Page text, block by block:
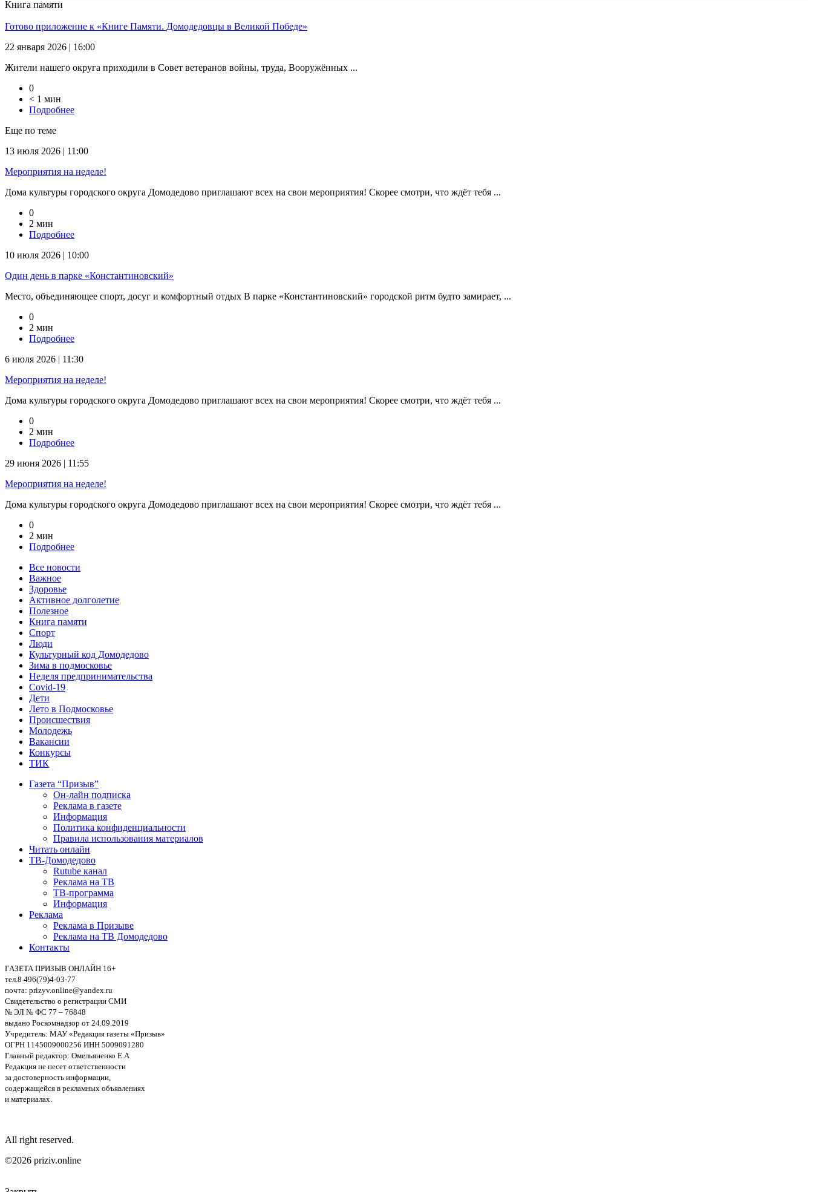
Книга памяти
Готово приложение к «Книге Памяти. Домодедовцы в Великой Победе»
22 января 2026 | 16:00
Жители нашего округа приходили в Совет ветеранов войны, труда, Вооружённых ...
0
< 1 мин
Подробнее
Еще по теме
13 июля 2026 | 11:00
Мероприятия на неделе!
Дома культуры городского округа Домодедово приглашают всех на свои мероприятия! Скорее смотри, что ждёт тебя ...
0
2 мин
Подробнее
10 июля 2026 | 10:00
Один день в парке «Константиновский»
Место, объединяющее спорт, досуг и комфортный отдых В парке «Константиновский» городской ритм будто замирает, ...
0
2 мин
Подробнее
6 июля 2026 | 11:30
Мероприятия на неделе!
Дома культуры городского округа Домодедово приглашают всех на свои мероприятия! Скорее смотри, что ждёт тебя ...
0
2 мин
Подробнее
29 июня 2026 | 11:55
Мероприятия на неделе!
Дома культуры городского округа Домодедово приглашают всех на свои мероприятия! Скорее смотри, что ждёт тебя ...
0
2 мин
Подробнее
Все новости
Важное
Здоровье
Активное долголетие
Полезное
Книга памяти
Спорт
Люди
Культурный код Домодедово
Зима в подмосковье
Неделя предпринимательства
Covid-19
Дети
Лето в Подмосковье
Происшествия
Молодежь
Вакансии
Конкурсы
ТИК
Газета “Призыв”
Он-лайн подписка
Реклама в газете
Информация
Политика конфиденциальности
Правила использования материалов
Читать онлайн
ТВ-Домодедово
Rutube канал
Реклама на ТВ
ТВ-программа
Информация
Реклама
Реклама в Призыве
Реклама на ТВ Домодедово
Контакты
ГАЗЕТА ПРИЗЫВ ОНЛАЙН 16+
тел.8 496(79)4-03-77
почта: prizyv.online@yandex.ru
Свидетельство о регистрации СМИ
№ ЭЛ № ФС 77 – 76848
выдано Роскомнадзор от 24.09.2019
Учредитель: МАУ «Редакция газеты «Призыв»
ОГРН 1145009000256 ИНН 5009091280
Главный редактор: Омельяненко Е.А
Редакция не несет ответственности
за достоверность информации,
содержащейся в рекламных объявлениях
и материалах.
All right reserved.
©2026 priziv.online